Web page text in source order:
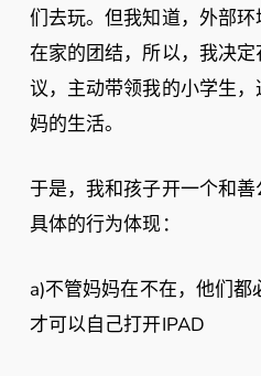
们去玩。但我知道，外部
在家的团结，所以，我决
议，主动带领我的小学生
妈的生活。
于是，我和孩子开一个和
具体的行为体现：
a)不管妈妈在不在，他们
才可以自己打开IPAD